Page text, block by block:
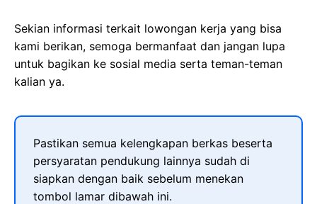
Sekian informasi terkait lowongan kerja yang bisa
kami berikan, semoga bermanfaat dan jangan lupa
untuk bagikan ke sosial media serta teman-teman
kalian ya.
Pastikan semua kelengkapan berkas beserta
persyaratan pendukung lainnya sudah di
siapkan dengan baik sebelum menekan
tombol lamar dibawah ini.